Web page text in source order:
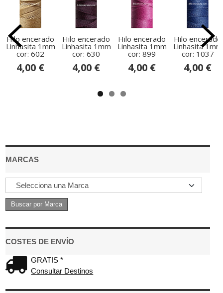
MARCAS
COSTES DE ENVÍO
GRATIS *
Consultar Destinos
Hilo encerado
Linhasita 1mm
cor: 602
4,00 €
Hilo encerado
Linhasita 1mm
cor: 630
4,00 €
Hilo encerado
Linhasita 1mm
cor: 899
4,00 €
Hilo encerado
Linhasita 1mm
cor: 1037
4,00 €